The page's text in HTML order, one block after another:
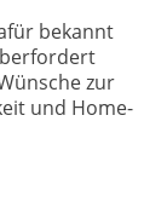
bekannt
zur
und Home-